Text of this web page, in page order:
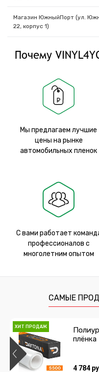
Магазин ЮжныйПорт (ул.
22, корпус 1)
Почему
Мы предлагаем лучшие
цены на рынке
автомобильных пленок
С вами работает
профессионалов с
многолетним опытом
САМЫЕ
ХИТ ПРОДАЖ
плёнка
4 784